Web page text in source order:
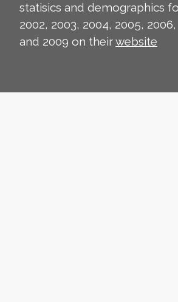
statisics and demographics
2002, 2003, 2004, 2005,
and 2009 on theirwebsite